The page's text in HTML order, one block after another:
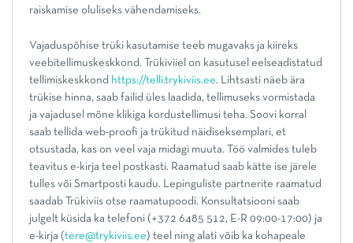
raiskamise oluliseks vähendamiseks.
Vajaduspõhise trüki kasutamise teeb mugavaks ja kiireks
veebitellimuskeskkond. Trükiviiel on kasutusel eelseadistatud
tellimiskeskkond https://telli.trykiviis.ee. Lihtsasti näeb ära
trükise hinna, saab failid üles laadida, tellimuseks vormistada
ja vajadusel mõne klikiga kordustellimusi teha. Soovi korral
saab tellida web-proofi ja trükitud näidiseksemplari, et
otsustada, kas on veel vaja midagi muuta. Töö valmides tuleb
teavitus e-kirja teel postkasti. Raamatud saab kätte ise järele
tulles või Smartposti kaudu. Lepinguliste partnerite raamatud
saadab Trükiviis otse raamatupoodi. Konsultatsiooni saab
julgelt küsida ka telefoni (+372 6485 512, E-R 09:00-17:00) ja
e-kirja (tere@trykiviis.ee) teel ning alati võib ka kohapeale